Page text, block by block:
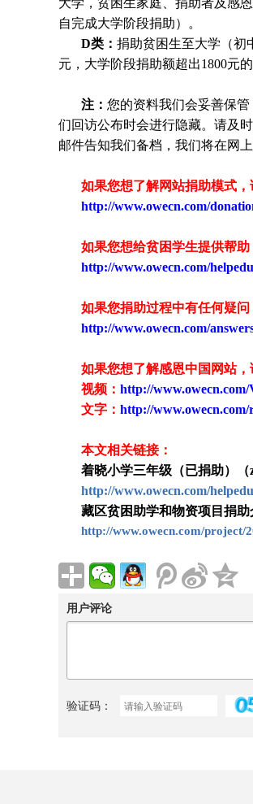
大学，贫困生家庭、捐助者及感
自完成大学阶段捐助）。
D类： 捐助贫困生至大学（初
元，大学阶段捐助额超出1800元
注： 您的资料我们会妥善保
们回访公布时会进行隐藏。请及
邮件告知我们备档，我们将在网上
如果您想了解网站捐助模式，
http://www.owecn.com/
如果您想给贫困学生提供帮助
http://www.owecn.com/helpedu
如果您捐助过程中有任何疑问
http://www.owecn.com/
如果您想了解感恩中国网站，
视频： http://www.owecn.com/
文字： http://www.owecn.com/
本文相关链接：
着晓小学三年级（已捐助）（
http://www.owecn.com/
藏区贫困助学和物资项目捐助
http://www.owecn.com/project/
用户评论
验证码：